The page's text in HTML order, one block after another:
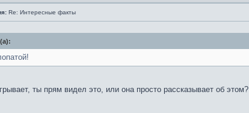
Re: Интересные факты
ты прям видел это, или она просто рассказывает об этом?